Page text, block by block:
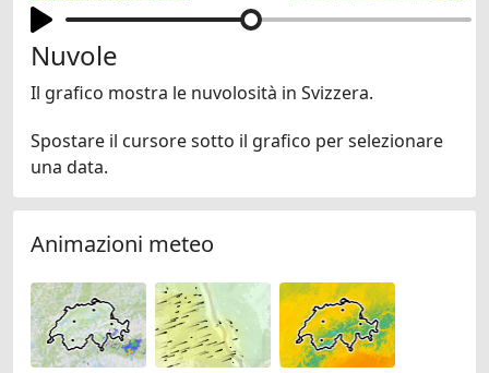
Nuvole
Il grafico mostra le nuvolosità in Svizzera.
Spostare il cursore sotto il grafico per selezionare
una data.
Animazioni meteo